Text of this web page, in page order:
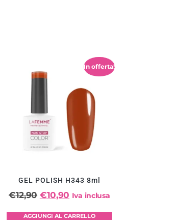
In offerta!
GEL POLISH H343 8ml
€12,90 €10,90 Iva inclusa
AGGIUNGI AL CARRELLO